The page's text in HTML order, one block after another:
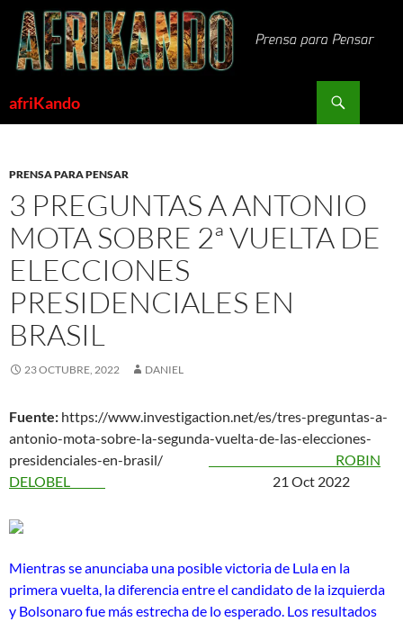
Saltar
contenido
afriKando
PRENSA PARA PENSAR
3 PREGUNTAS A ANTONIO
MOTA SOBRE 2ª VUELTA DE
ELECCIONES
PRESIDENCIALES EN
BRASIL
23 OCTUBRE, 2022 DANIEL
Fuente: https://www.investigaction.net/es/tres-preguntas-a-
antonio-mota-sobre-la-segunda-vuelta-de-las-elecciones-
presidenciales-en-brasil/
ROBIN
DELOBEL
21 Oct 2022
Mientras se anunciaba una posible victoria de Lula en la
primera vuelta, la diferencia entre el candidato de la izquierda
y Bolsonaro fue más estrecha de lo esperado. Los resultados